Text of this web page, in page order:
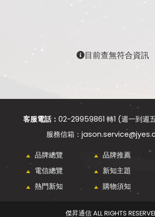
目前查無符合資訊
客服電話： 02-29959861 轉1 (週一到週
品牌總覽 品牌推薦
電信總覽
新知主題
熱門新知
購物須知
傑昇通信 ALL RIGHTS